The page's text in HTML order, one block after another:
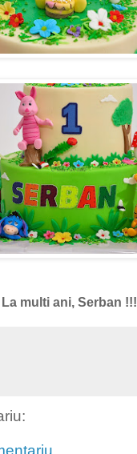
La multi ani, Serban !!!